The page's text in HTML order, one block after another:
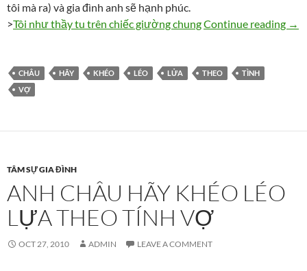
tôi mà ra) và gia đình anh sẽ hạnh phúc.
>Tôi như thầy tu trên chiếc giường chungContinue reading →
CHÂU HÃY KHÉO LÉO LỬA THEO
TÌNH
VỢ
TÂM SỰ GIA ĐÌNH
ANH CHÂU HÃY KHÉO LÉO
LỰA THEO TÍNH VỢ
OCT 27, 2010 ADMIN LEAVE A COMMENT